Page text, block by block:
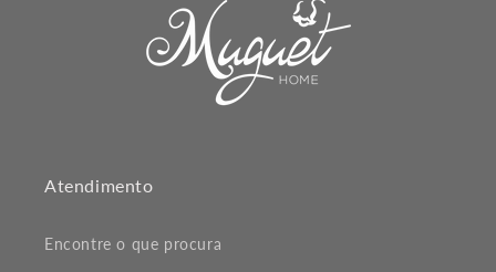
Atendimento
Encontre o que procura